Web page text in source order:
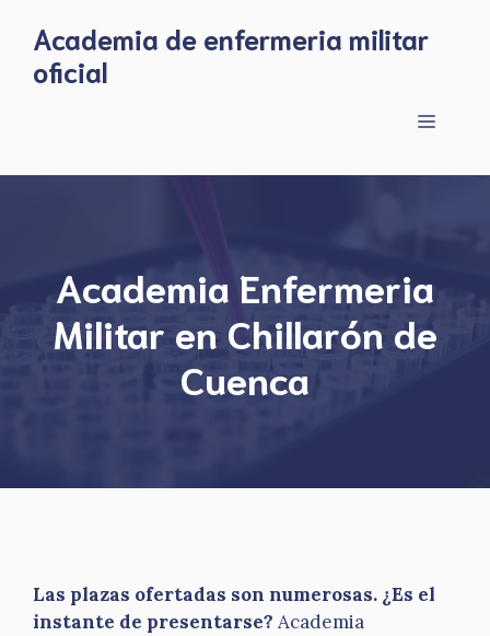
content
Academia de enfermeria militar
oficial
Menu
Academia Enfermeria
Militar en Chillarón de
Cuenca
Las plazas ofertadas son numerosas. ¿Es el
instante de presentarse? Academia